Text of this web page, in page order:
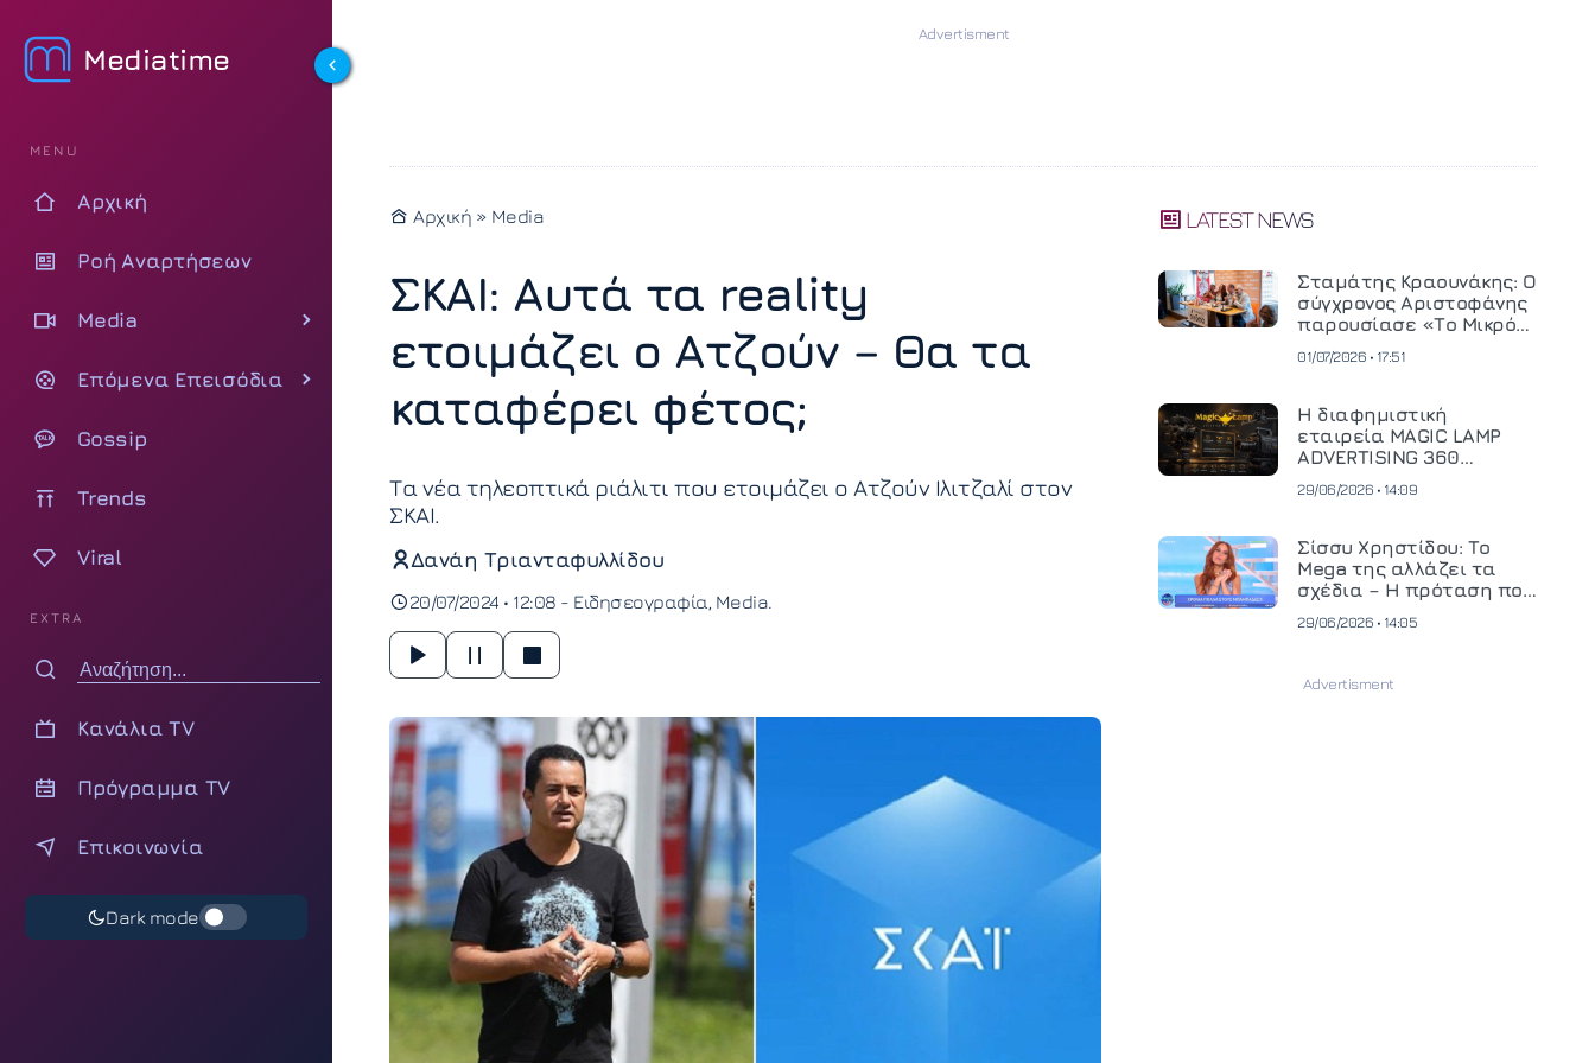
Mediatime
MENU
Αρχική
Ροή Αναρτήσεων
Media
Επόμενα Επεισόδια
Gossip
Trends
Viral
EXTRA
Κανάλια TV
Πρόγραμμα TV
Επικοινωνία
Dark mode
Αρχική » Media
ΣΚΑΙ: Αυτά τα reality
ετοιμάζει ο Ατζούν – Θα τα
καταφέρει φέτος;
Τα νέα τηλεοπτικά ριάλιτι που ετοιμάζει ο Ατζούν Ιλιτζαλί στον
ΣΚΑΙ.
Δανάη Τριανταφυλλίδου
20/07/2024 • 12:08 - Ειδησεογραφία Media
LATEST NEWS
Σταμάτης Κραουνάκης: Ο
σύγχρονος Αριστοφάνης
παρουσίασε «Το Μικρό
01/07/2026 • 17:51
Η διαφημιστική
εταιρεία MAGIC LAMP
ADVERTISING 360
κινηματογραφική
και ανεβάζει τον πήχη
στην παραγωγή
οπτικοακουστικού
περιεχομένου
29/06/2026 • 14:09
Σίσσυ Χρηστίδου: Το
Mega της αλλάζει τα
σχέδια – Η πρόταση που
29/06/2026 • 14:05